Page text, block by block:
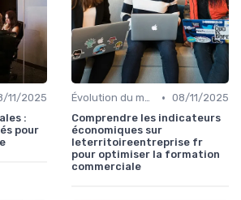
11/2025
:
pour
Évolution du marché et des consommateurs • 08/11/2025
Comprendre les indicateurs
économiques sur
leterritoireentreprise fr
pour optimiser la formation
commerciale